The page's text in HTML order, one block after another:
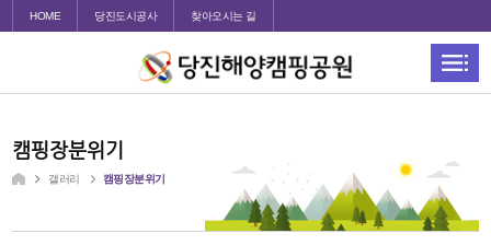
HOME 당진도시공사 찾아오시는 길
캠핑장분위기
갤러리 캠핑장분위기